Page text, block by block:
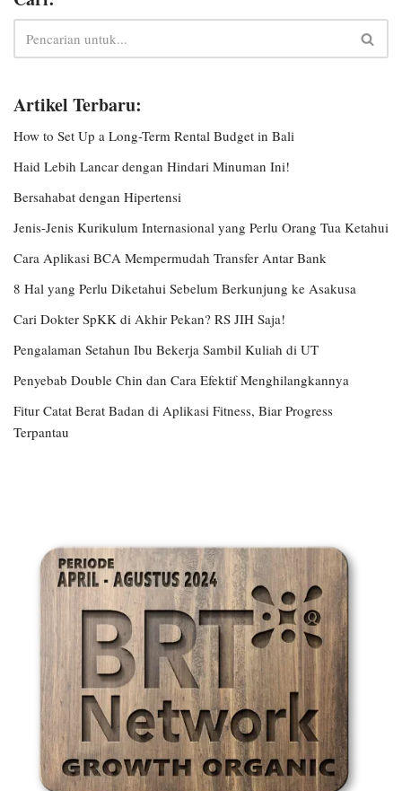
Artikel Terbaru:
How to Set Up a Long-Term Rental Budget in Bali
Haid Lebih Lancar dengan Hindari Minuman Ini!
Bersahabat dengan Hipertensi
Jenis-Jenis Kurikulum Internasional yang Perlu Orang Tua Ketahui
Cara Aplikasi BCA Mempermudah Transfer Antar Bank
8 Hal yang Perlu Diketahui Sebelum Berkunjung ke Asakusa
Cari Dokter SpKK di Akhir Pekan? RS JIH Saja!
Pengalaman Setahun Ibu Bekerja Sambil Kuliah di UT
Penyebab Double Chin dan Cara Efektif Menghilangkannya
Fitur Catat Berat Badan di Aplikasi Fitness, Biar Progress
Terpantau